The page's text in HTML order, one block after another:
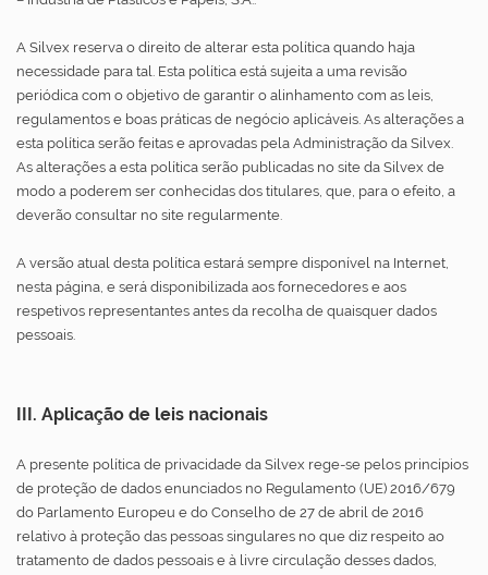
A Silvex reserva o direito de alterar esta política quando haja
necessidade para tal. Esta política está sujeita a uma revisão
periódica com o objetivo de garantir o alinhamento com as leis,
regulamentos e boas práticas de negócio aplicáveis. As alterações a
esta política serão feitas e aprovadas pela Administração da Silvex.
As alterações a esta política serão publicadas no site da Silvex de
modo a poderem ser conhecidas dos titulares, que, para o efeito, a
deverão consultar no site regularmente.
A versão atual desta política estará sempre disponível na Internet,
nesta página, e será disponibilizada aos fornecedores e aos
respetivos representantes antes da recolha de quaisquer dados
pessoais.
III. Aplicação de leis nacionais
A presente política de privacidade da Silvex rege-se pelos princípios
de proteção de dados enunciados no Regulamento (UE) 2016/679
do Parlamento Europeu e do Conselho de 27 de abril de 2016
relativo à proteção das pessoas singulares no que diz respeito ao
tratamento de dados pessoais e à livre circulação desses dados,